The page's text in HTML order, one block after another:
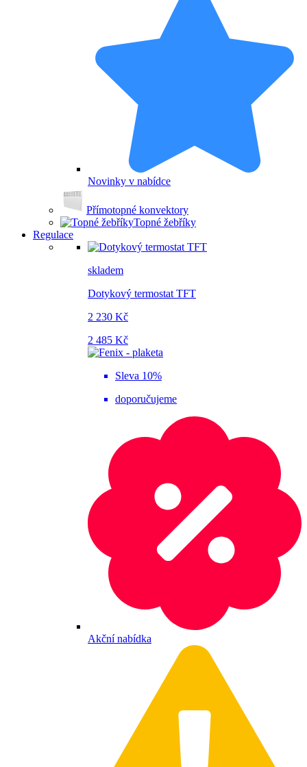
Novinky v nabídce
Přímotopné konvektory
Topné žebříky
Regulace
skladem
Dotykový termostat TFT
2 230 Kč
2 485 Kč
Sleva 10%
doporučujeme
Akční nabídka